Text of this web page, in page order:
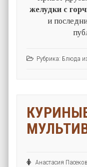
желудки с
и
Рубрика: Блюда
Анастасия